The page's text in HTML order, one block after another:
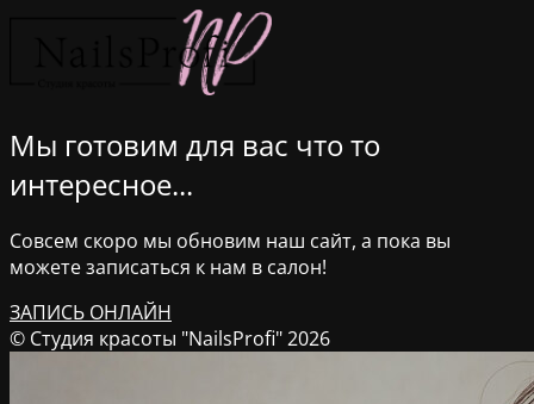
Мы готовим для вас что то
интересное...
Совсем скоро мы обновим наш сайт, а пока вы
можете записаться к нам в салон!
ЗАПИСЬ ОНЛАЙН
© Студия красоты "NailsProfi" 2026